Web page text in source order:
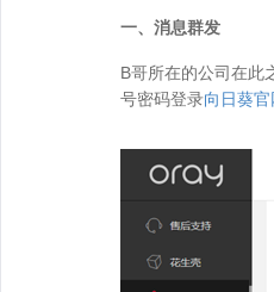
一、消息群发
B哥所在的公司在此
号密码登录向日葵官